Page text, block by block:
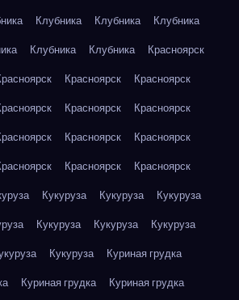
Клубника Клубника
Клубника
Клубника Клубника
Красноярск
Красноярск
Красноярск
Красноярск
Красноярск
Красноярск
Красноярск
Красноярск
Красноярск
Кукуруза Кукуруза
Кукуруза
Кукуруза Кукуруза
Кукуруза
Кукуруза
Куриная грудка
Куриная грудка
Куриная грудка